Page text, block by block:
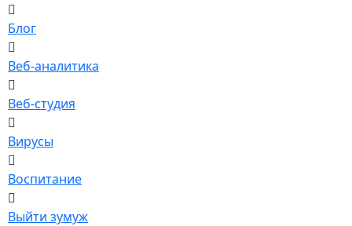
Блог
Веб-аналитика
Веб-студия
Вирусы
Воспитание
Выйти зумуж